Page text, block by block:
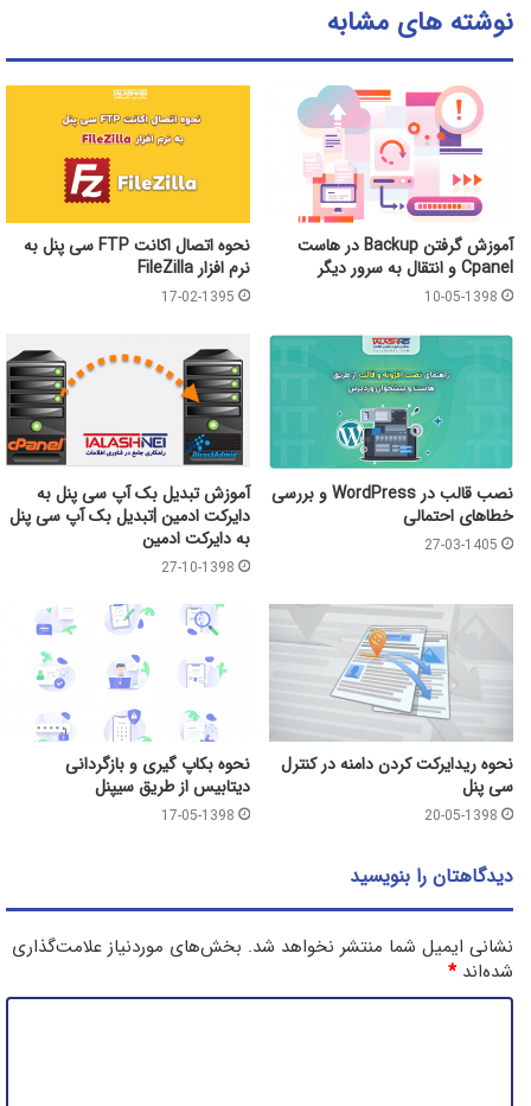
نوشته های مشابه
آموزش گرفتن Backup در هاست
Cpanel و انتقال به سرور دیگر
10-05-1398
نحوه اتصال اکانت FTP سی پنل به
نرم افزار FileZilla
17-02-1395
نصب قالب در WordPress و بررسی
خطاهای احتمالی
27-03-1405
آموزش تبدیل بک آپ سی پنل به
دایرکت ادمین |تبدیل بک آپ سی پنل
به دایرکت ادمین
27-10-1398
نحوه ریدایرکت کردن دامنه در کنترل
سی پنل
20-05-1398
نحوه بکاپ گیری و بازگردانی
دیتابیس از طریق سیپنل
17-05-1398
دیدگاهتان را بنویسید
نشانی ایمیل شما منتشر نخواهد شد. بخش‌های موردنیاز علامت‌گذاری
شده‌اند*